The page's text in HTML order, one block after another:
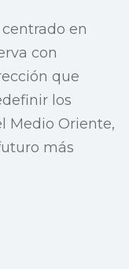
en
con
que
los
Medio Oriente,
más